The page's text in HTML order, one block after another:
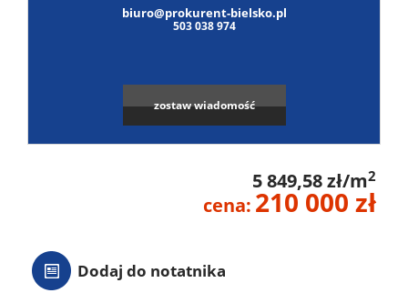
biuro@prokurent-bielsko.pl
503 038 974
zostaw wiadomość
5 849,58 zł/m2
cena: 210 000 zł
Dodaj do notatnika